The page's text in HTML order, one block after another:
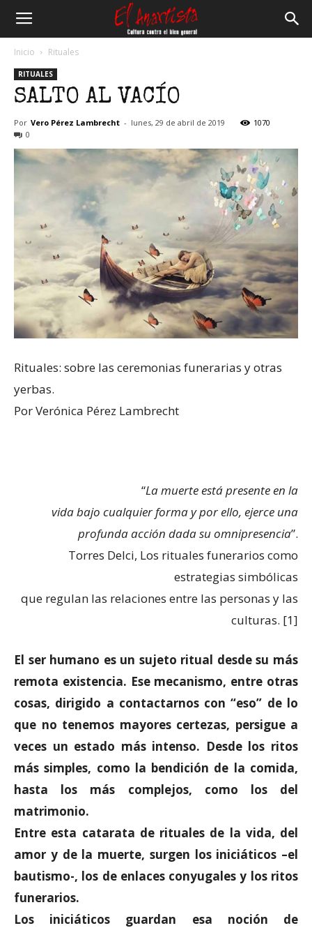
Anartista
Inicio Rituales
RITUALES
SALTO AL VACÍO
Por Vero Pérez Lambrecht - lunes, 29 de abril de 2019
1070
0
Rituales: sobre las ceremonias funerarias y otras
yerbas.
Por Verónica Pérez Lambrecht
“La muerte está presente en la
vida bajo cualquier forma y por ello, ejerce una
profunda acción dada su omnipresencia”.
Torres Delci, Los rituales funerarios como
estrategias simbólicas
que regulan las relaciones entre las personas y las
culturas. [1]
El ser humano es un sujeto ritual desde su más
remota existencia. Ese mecanismo, entre otras
cosas, dirigido a contactarnos con “eso” de lo
que no tenemos mayores certezas, persigue a
veces un estado más intenso. Desde los ritos
más simples, como la bendición de la comida,
hasta los más complejos, como los del
matrimonio.
Entre esta catarata de rituales de la vida, del
amor y de la muerte, surgen los iniciáticos –el
bautismo-, los de enlaces conyugales y los ritos
funerarios.
Los iniciáticos guardan esa noción de